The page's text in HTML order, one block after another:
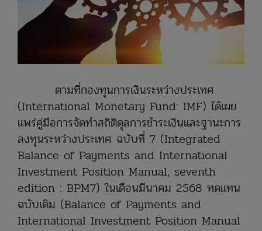
ตามที่กองทุนการเงินระหว่างประเทศ
(International Monetary Fund: IMF) ได้เผย
แพร่คู่มือการจัดทำสถิติดุลการชำระเงินและฐานะการ
ลงทุนระหว่างประเทศ ฉบับที่ 7 (Integrated
Balance of Payments and International
Investment Position Manual, seventh
edition : BPM7) ในเดือนมีนาคม 2568 ทดแทน
ฉบับเดิม (Balance of Payments and
International Investment Position Manual